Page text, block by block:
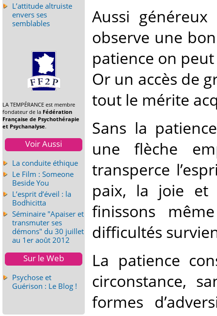
Aussi
observe une
patience on
Or un accès de
tout le mérite
Sans la
une flèche
transperce
paix, la joie et
finissons
difficultés
La patience
circonstance,
formes
L’attitude altruiste
envers ses
semblables
LA TEMPÉRANCE est membre
fondateur de la Fédération
Française de Psychothérapie
et Psychanalyse.
Voir Aussi
La conduite éthique
Le Film : Someone
Beside You
L’esprit d’éveil : la
Bodhicitta
Séminaire "Apaiser et
transmuter ses
démons" du 30 juillet
au 1er août 2012
Sur le Web
Psychose et
Guérison : Le Blog !